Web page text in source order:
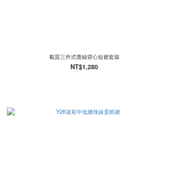
氣質三件式蕾絲背心短裙套裝
NT$1,280